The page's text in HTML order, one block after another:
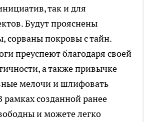
так и для
Будут прояснены
сорваны покровы с тайн.
преуспеют благодаря своей
а также привычке
мелочи и шлифовать
созданной ранее
и можете легко